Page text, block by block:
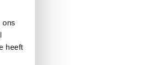
ons
heeft